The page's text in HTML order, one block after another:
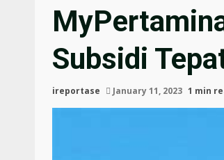
Subsidi
ireportase January 11, 2023 1 min